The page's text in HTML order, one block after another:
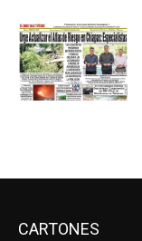
CARTONES